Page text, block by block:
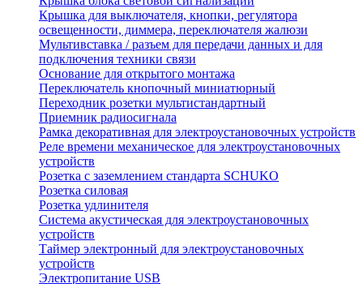
Крышка для выключателя, кнопки, регулятора
освещенности, диммера, переключателя жалюзи
Мультивставка / разъем для передачи данных и для
подключения техники связи
Основание для открытого монтажа
Переключатель кнопочный миниатюрный
Переходник розетки мультистандартный
Приемник радиосигнала
Рамка декоративная для электроустановочных устройств
Реле времени механическое для электроустановочных
устройств
Розетка с заземлением стандарта SCHUKO
Розетка силовая
Розетка удлинителя
Система акустическая для электроустановочных
устройств
Таймер электронный для электроустановочных
устройств
Электропитание USB